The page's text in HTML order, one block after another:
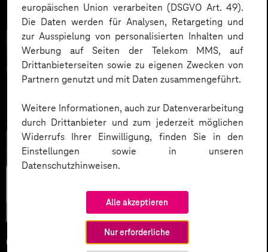
europäischen Union verarbeiten (DSGVO Art. 49).
Die Daten werden für Analysen, Retargeting und
zur Ausspielung von personalisierten Inhalten und
Werbung auf Seiten der Telekom MMS, auf
Drittanbieterseiten sowie zu eigenen Zwecken von
Partnern genutzt und mit Daten zusammengeführt.
Weitere Informationen, auch zur Datenverarbeitung
durch Drittanbieter und zum jederzeit möglichen
Widerrufs Ihrer Einwilligung, finden Sie in den
Einstellungen sowie in unseren
Datenschutzhinweisen.
Alle akzeptieren
Nur erforderliche
09.03.2026